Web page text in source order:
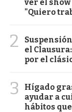
ver el
"Quiero
2
el
por el
3
Hígado
ayudar a
hábitos